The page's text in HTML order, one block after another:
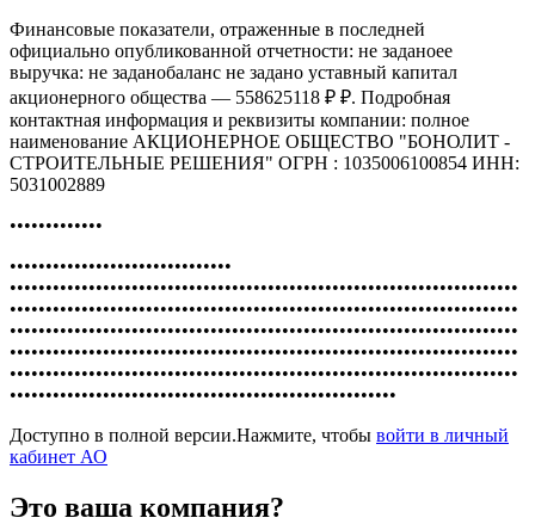
Финансовые показатели, отраженные в последней
официально опубликованной отчетности: не заданоее
выручка: не заданобаланс не задано уставный капитал
акционерного общества — 558625118 ₽ ₽. Подробная
контактная информация и реквизиты компании: полное
наименование АКЦИОНЕРНОЕ ОБЩЕСТВО "БОНОЛИТ -
СТРОИТЕЛЬНЫЕ РЕШЕНИЯ" ОГРН : 1035006100854 ИНН:
5031002889
•••••••••••••
•••••••••••••••••••••••••••••••
•••••••••••••••••••••••••••••••••••••••••••••••••••••••••••••••••••••••
•••••••••••••••••••••••••••••••••••••••••••••••••••••••••••••••••••••••
•••••••••••••••••••••••••••••••••••••••••••••••••••••••••••••••••••••••
•••••••••••••••••••••••••••••••••••••••••••••••••••••••••••••••••••••••
•••••••••••••••••••••••••••••••••••••••••••••••••••••••••••••••••••••••
••••••••••••••••••••••••••••••••••••••••••••••••••••••
Доступно в полной версии.Нажмите, чтобы войти в личный
кабинет АО
Это ваша компания?